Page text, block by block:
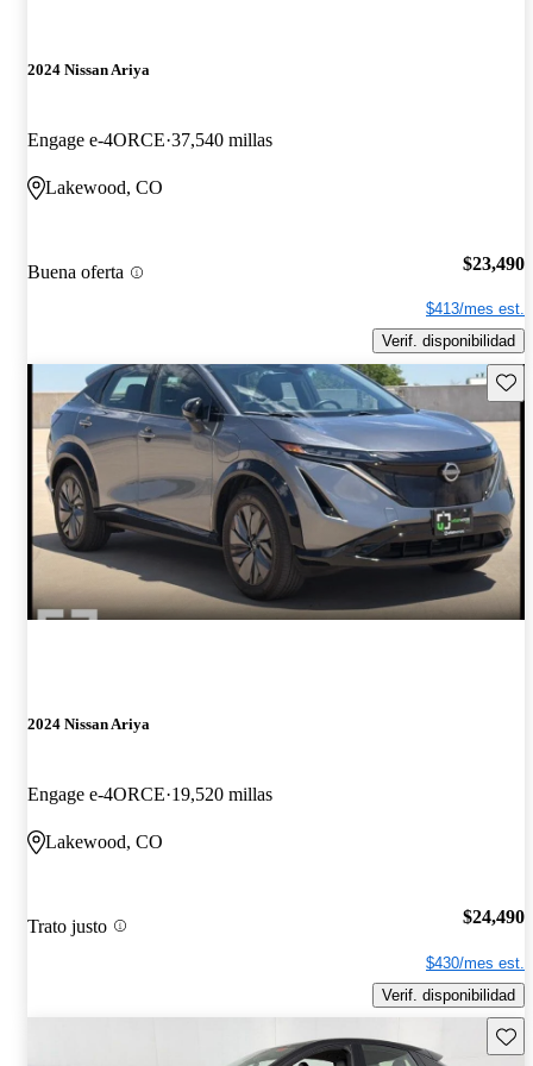
2024 Nissan Ariya
Engage e-4ORCE 37,540 millas
Lakewood, CO
Buena oferta $23,490
$413/mes est.
Verif. disponibilidad
2024 Nissan Ariya
Engage e-4ORCE 19,520 millas
Lakewood, CO
Trato justo $24,490
$430/mes est.
Verif. disponibilidad